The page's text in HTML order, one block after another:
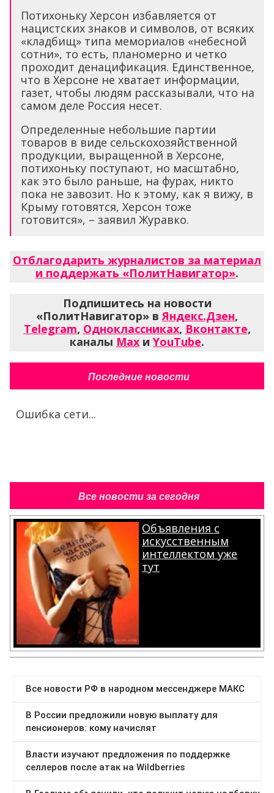
Потихоньку Херсон избавляется от
нацистских знаков и символов, от всяких
«кладбищ» типа мемориалов «небесной
сотни», то есть, планомерно и четко
проходит денацификация. Единственное,
что в Херсоне не хватает информации,
газет, чтобы людям рассказывали, что на
самом деле Россия несет.
Определенные небольшие партии
товаров в виде сельскохозяйственной
продукции, выращенной в Херсоне,
потихоньку поступают, но масштабно,
как это было раньше, на фурах, никто
пока не завозит. Но к этому, как я вижу, в
Крыму готовятся, Херсон тоже
готовится», – заявил Журавко.
Отблагодарить журналистов за материал
и поддержать «ПолитНавигатор».
Подпишитесь на новости
«ПолитНавигатор» вЯндекс.Дзен,
Telegram, Одноклассниках, Вконтакте,
каналы Max и YouTube.
Последние новости
Ошибка сети...
Все новости за сегодня
Объявления с
искусственным
интеллектом уже
тут
.